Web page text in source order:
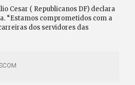
Cesar ( Republicanos DF) declara
“Estamos comprometidos com a
dos servidores das